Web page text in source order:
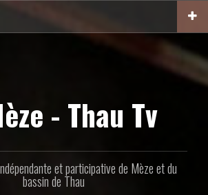
- Thau Tv
et participative de Mèze et du
bassin de Thau